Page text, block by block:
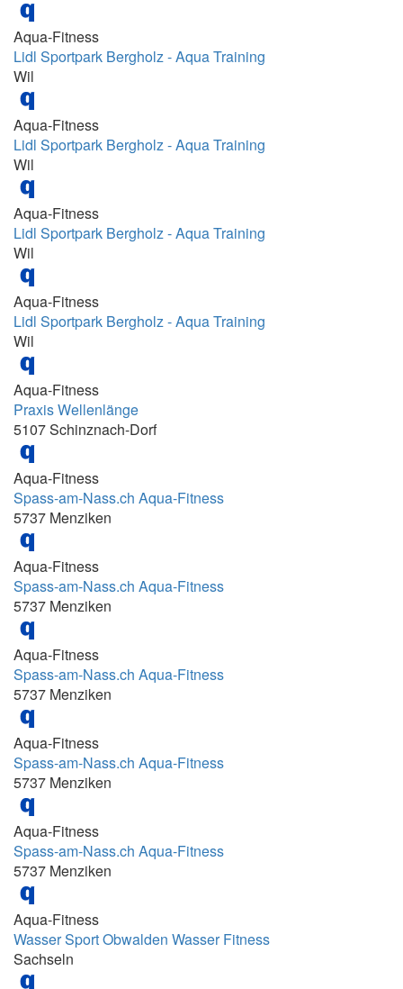
11:00-11:45; 17:00-17:45; 17:15-18:00;
18:15-19:00
11:15-11:45
11:30 - 12:00 Uhr
11:45-12:25
12.00 - 12.40
12.00 - 12.45
12.00-12.40
12.00-12.45
12.00-13.30
12.15 - 12.55
12.15 - 13.00; 19.00 - 21.15
12.15-13.00
12.15-13.15
12.20 - 13.05
12.45 - 13.25
12.45 - 13.30
12.45-13.25
12:00 - 12:30 Uhr
Aqua-Fitness
Lidl Sportpark Bergholz - Aqua Training
Wil
Aqua-Fitness
Lidl Sportpark Bergholz - Aqua Training
Wil
Aqua-Fitness
Lidl Sportpark Bergholz - Aqua Training
Wil
Aqua-Fitness
Lidl Sportpark Bergholz - Aqua Training
Wil
Aqua-Fitness
Praxis Wellenlänge
5107 Schinznach-Dorf
Aqua-Fitness
Spass-am-Nass.ch Aqua-Fitness
5737 Menziken
Aqua-Fitness
Spass-am-Nass.ch Aqua-Fitness
5737 Menziken
Aqua-Fitness
Spass-am-Nass.ch Aqua-Fitness
5737 Menziken
Aqua-Fitness
Spass-am-Nass.ch Aqua-Fitness
5737 Menziken
Aqua-Fitness
Spass-am-Nass.ch Aqua-Fitness
5737 Menziken
Aqua-Fitness
Wasser Sport Obwalden Wasser Fitness
Sachseln